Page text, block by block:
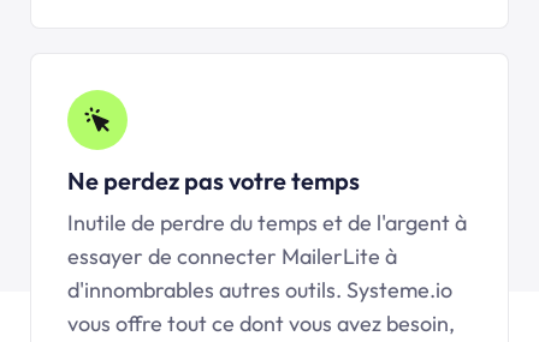
Ne perdez pas votre temps
Inutile de perdre du temps et de l'argent à
essayer de connecter MailerLite à
d'innombrables autres outils. Systeme.io
vous offre tout ce dont vous avez besoin,